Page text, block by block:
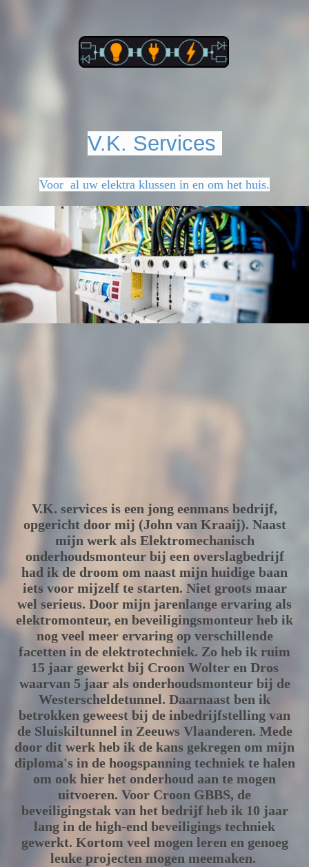
V.K. Services
Voor al uw elektra klussen in en om het huis.
V.K. services is een jong eenmans bedrijf,
opgericht door mij (John van Kraaij). Naast
mijn werk als Elektromechanisch
onderhoudsmonteur bij een overslagbedrijf
had ik de droom om naast mijn huidige baan
iets voor mijzelf te starten. Niet groots maar
wel serieus. Door mijn jarenlange ervaring als
elektromonteur, en beveiligingsmonteur heb ik
nog veel meer ervaring op verschillende
facetten in de elektrotechniek. Zo heb ik ruim
15 jaar gewerkt bij Croon Wolter en Dros
waarvan 5 jaar als onderhoudsmonteur bij de
Westerscheldetunnel. Daarnaast ben ik
betrokken geweest bij de inbedrijfstelling van
de Sluiskiltunnel in Zeeuws Vlaanderen. Mede
door dit werk heb ik de kans gekregen om mijn
diploma's in de hoogspanning techniek te halen
om ook hier het onderhoud aan te mogen
uitvoeren. Voor Croon GBBS, de
beveiligingstak van het bedrijf heb ik 10 jaar
lang in de high-end beveiligings techniek
gewerkt. Kortom veel mogen leren en genoeg
leuke projecten mogen meemaken.